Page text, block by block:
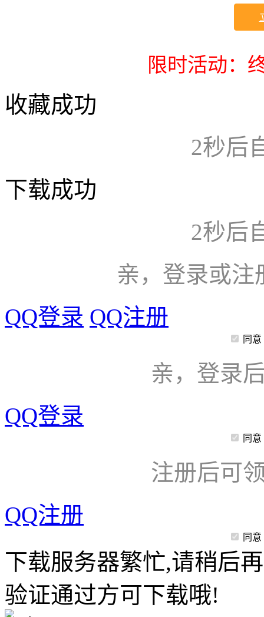
限时活动：
收藏成功
2秒后
下载成功
2秒后
亲，登录或注
QQ登录 QQ注册
同意
亲，登录
QQ登录
同意
注册后可
QQ注册
同意
下载服务器繁忙,请稍后
验证通过方可下载哦!